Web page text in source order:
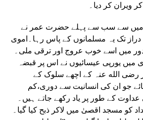
ویران کر دیا۔
میں سے سب سے پہلے حضرت عمر نے
دراز تک یہ مسلمانوں کے پاس رہا۔اموی
میں اسے خوب عروج اور ترقی ملی۔
یورپی عیسائیوں نے اس پر قبضہ
رضی الله عنہ کے اچھے سلوک کے
جو ان کی انسانیت سے دوری،کم
کے طور پر یاد رکھے جاتے ہیں۔
کو مسجد اقصیٰ میں لاکر ذبح کیا گیا۔